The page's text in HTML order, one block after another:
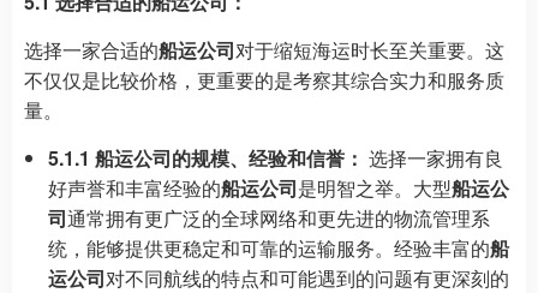
选择一家合适的船运公司对于缩短海运时长至关重要。这
不仅仅是比较价格，更重要的是考察其综合实力和服务质
量。
5.1.1 船运公司的规模、经验和信誉： 选择一家拥有良
好声誉和丰富经验的船运公司是明智之举。大型船运公
司通常拥有更广泛的全球网络和更先进的物流管理系
统，能够提供更稳定和可靠的运输服务。经验丰富的船
运公司对不同航线的特点和可能遇到的问题有更深刻的